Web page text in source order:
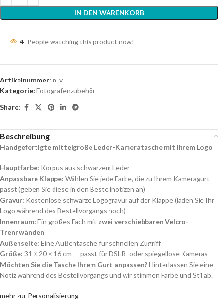
IN DEN WARENKORB
4 People watching this product now!
Artikelnummer: n. v.
Kategorie: Fotografenzubehör
Share:
Beschreibung
Handgefertigte mittelgroße Leder-Kameratasche mit Ihrem Logo
Hauptfarbe: Korpus aus schwarzem Leder
Anpassbare Klappe: Wählen Sie jede Farbe, die zu Ihrem Kameragurt
passt (geben Sie diese in den Bestellnotizen an)
Gravur: Kostenlose schwarze Logogravur auf der Klappe (laden Sie Ihr
Logo während des Bestellvorgangs hoch)
Innenraum: Ein großes Fach mit zwei verschiebbaren Velcro-
Trennwänden
Außenseite: Eine Außentasche für schnellen Zugriff
Größe: 31 × 20 × 16 cm — passt für DSLR- oder spiegellose Kameras
Möchten Sie die Tasche Ihrem Gurt anpassen?Hinterlassen Sie eine
Notiz während des Bestellvorgangs und wir stimmen Farbe und Stil ab.
mehr zur Personalisierung